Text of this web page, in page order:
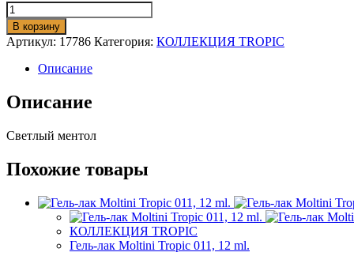
Количество
товара
Гель-
лак
Moltini
013,
12
В корзину
Артикул: 17786 Категория: КОЛЛЕКЦИЯ TROPIC
Описание
Описание
Светлый ментол
Похожие товары
КОЛЛЕКЦИЯ TROPIC
Гель-лак Moltini Tropic 011, 12 ml.